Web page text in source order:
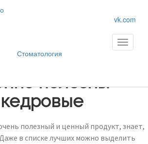
vk.com
Стоматология
Toggle
полезны
полезный и ценный продукт, знает,
в списке лучших можно выделить